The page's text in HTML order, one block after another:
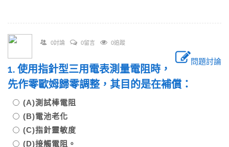
0討論 0留言 0追蹤
問題討論
1. 使用指針型三用電表測量電阻時，
先作零歐姆歸零調整，其目的是在補償：
(A)測試棒電阻
(B)電池老化
(C)指針靈敏度
(D)接觸電阻。